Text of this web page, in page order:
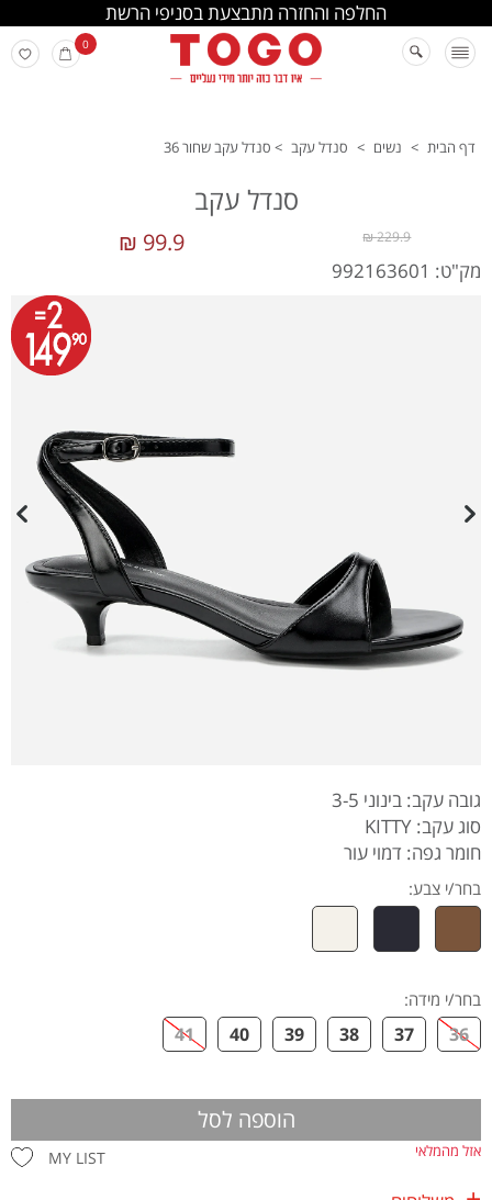
החלפה והחזרה מתבצעת בסניפי הרשת
0
דף הבית > נשים > סנדל עקב > סנדל עקב שחור 36
סנדל עקב
99.9 ₪ 229.9 ₪
מק"ט: 992163601
גובה עקב: בינוני 3-5
סוג עקב: KITTY
חומר גפה: דמוי עור
בחר/י צבע:
בחר/י מידה:
36
37
38
39
40
41
הוספה לסל
MY LIST אזל מהמלאי